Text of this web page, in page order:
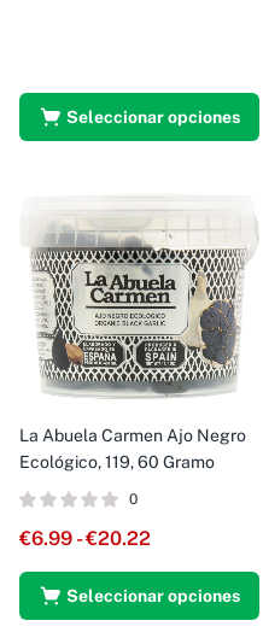
Seleccionar opciones
La Abuela Carmen Ajo Negro
Ecológico, 119, 60 Gramo
0
€6.99 - €20.22
Seleccionar opciones